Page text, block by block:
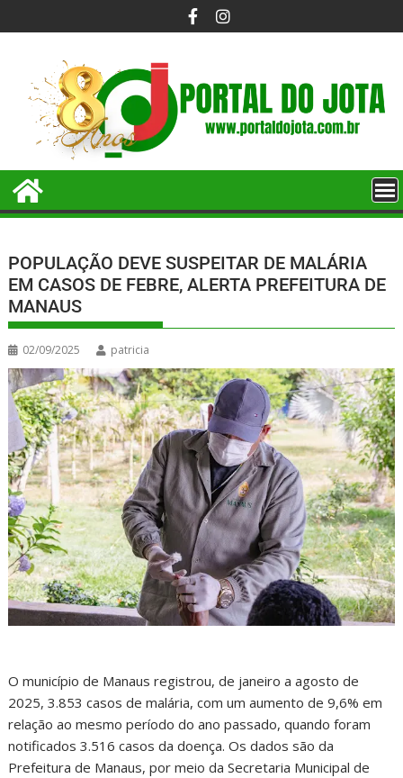
POPULAÇÃO DEVE SUSPEITAR DE MALÁRIA
EM CASOS DE FEBRE, ALERTA PREFEITURA DE
MANAUS
02/09/2025 patricia
O município de Manaus registrou, de janeiro a agosto de
2025, 3.853 casos de malária, com um aumento de 9,6% em
relação ao mesmo período do ano passado, quando foram
notificados 3.516 casos da doença. Os dados são da
Prefeitura de Manaus, por meio da Secretaria Municipal de